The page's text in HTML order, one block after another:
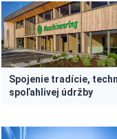
Spojenie tradície,
spoľahlivej údržby